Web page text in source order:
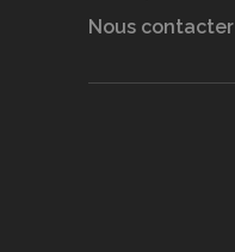
Nous contacter